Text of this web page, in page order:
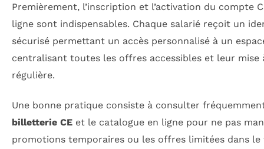
Premièrement, l’inscription et l’activation du compte
ligne sont indispensables. Chaque salarié reçoit un
sécurisé permettant un accès personnalisé à un
centralisant toutes les offres accessibles et leur mise
régulière.
Une bonne pratique consiste à consulter
billetterie CE et le catalogue en ligne pour ne pas
promotions temporaires ou les offres limitées dans le